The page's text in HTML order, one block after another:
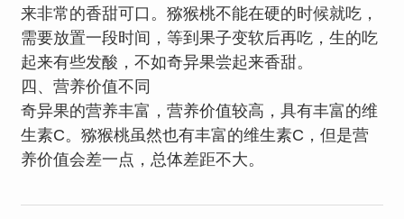
来非常的香甜可口。猕猴桃不能在硬的时候就吃，
需要放置一段时间，等到果子变软后再吃，生的吃
起来有些发酸，不如奇异果尝起来香甜。
四、营养价值不同
奇异果的营养丰富，营养价值较高，具有丰富的维
生素C。猕猴桃虽然也有丰富的维生素C，但是营
养价值会差一点，总体差距不大。